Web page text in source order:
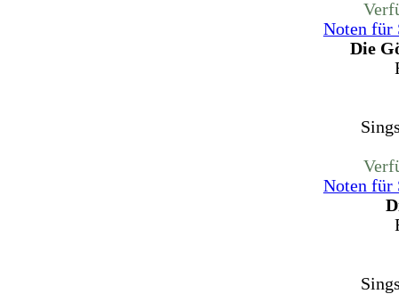
Noten für
Die
Noten für